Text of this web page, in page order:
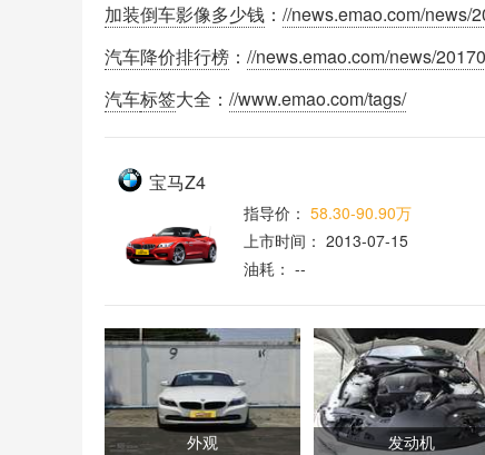
加装倒车影像多少钱 ： //news.emao.com/news/
汽车降价排行榜 ： //news.emao.com/news/
汽车标签大全： //www.emao.com/tags/
宝马Z4
指导价： 58.30-90.90万
上市时间： 2013-07-15
油耗： --
外观 发动机